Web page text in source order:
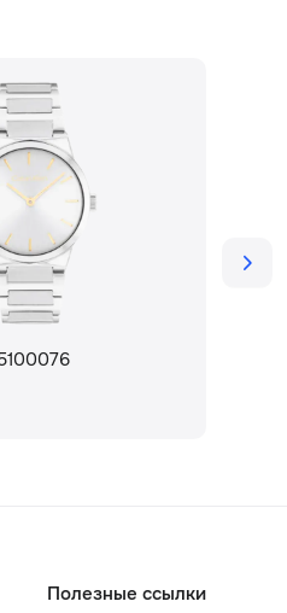
Полезные ссылки